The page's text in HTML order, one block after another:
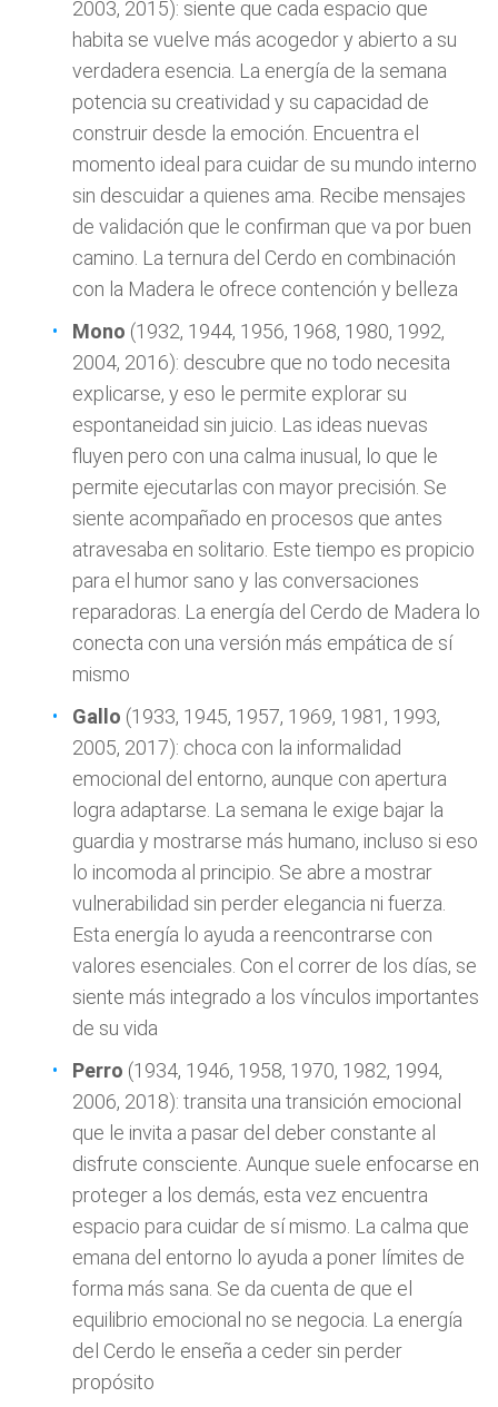
2003, 2015): siente que cada espacio que
habita se vuelve más acogedor y abierto a su
verdadera esencia. La energía de la semana
potencia su creatividad y su capacidad de
construir desde la emoción. Encuentra el
momento ideal para cuidar de su mundo interno
sin descuidar a quienes ama. Recibe mensajes
de validación que le confirman que va por buen
camino. La ternura del Cerdo en combinación
con la Madera le ofrece contención y belleza
Mono (1932, 1944, 1956, 1968, 1980, 1992,
2004, 2016): descubre que no todo necesita
explicarse, y eso le permite explorar su
espontaneidad sin juicio. Las ideas nuevas
fluyen pero con una calma inusual, lo que le
permite ejecutarlas con mayor precisión. Se
siente acompañado en procesos que antes
atravesaba en solitario. Este tiempo es propicio
para el humor sano y las conversaciones
reparadoras. La energía del Cerdo de Madera lo
conecta con una versión más empática de sí
mismo
Gallo (1933, 1945, 1957, 1969, 1981, 1993,
2005, 2017): choca con la informalidad
emocional del entorno, aunque con apertura
logra adaptarse. La semana le exige bajar la
guardia y mostrarse más humano, incluso si eso
lo incomoda al principio. Se abre a mostrar
vulnerabilidad sin perder elegancia ni fuerza.
Esta energía lo ayuda a reencontrarse con
valores esenciales. Con el correr de los días, se
siente más integrado a los vínculos importantes
de su vida
Perro (1934, 1946, 1958, 1970, 1982, 1994,
2006, 2018): transita una transición emocional
que le invita a pasar del deber constante al
disfrute consciente. Aunque suele enfocarse en
proteger a los demás, esta vez encuentra
espacio para cuidar de sí mismo. La calma que
emana del entorno lo ayuda a poner límites de
forma más sana. Se da cuenta de que el
equilibrio emocional no se negocia. La energía
del Cerdo le enseña a ceder sin perder
propósito